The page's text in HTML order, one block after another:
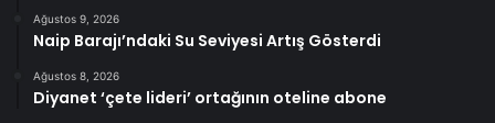
Ağustos 9, 2026
Naip Barajı’ndaki Su Seviyesi Artış Gösterdi
Ağustos 8, 2026
Diyanet ‘çete lideri’ ortağının oteline abone